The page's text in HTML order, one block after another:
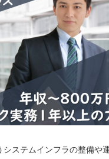
ステムインフラの整備や